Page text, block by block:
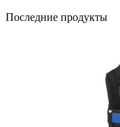
Последние продукты